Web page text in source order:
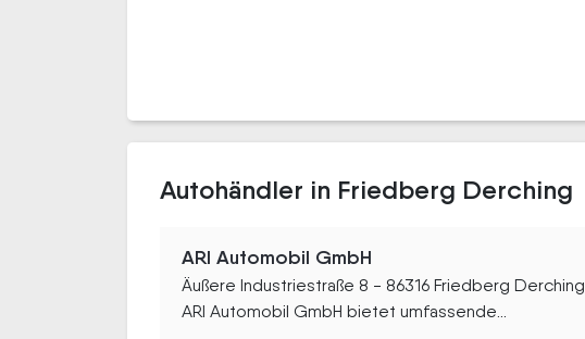
Autohändler in Friedberg Derching
ARI Automobil GmbH
Äußere Industriestraße 8 - 86316 Friedberg Derching
ARI Automobil GmbH bietet umfassende...